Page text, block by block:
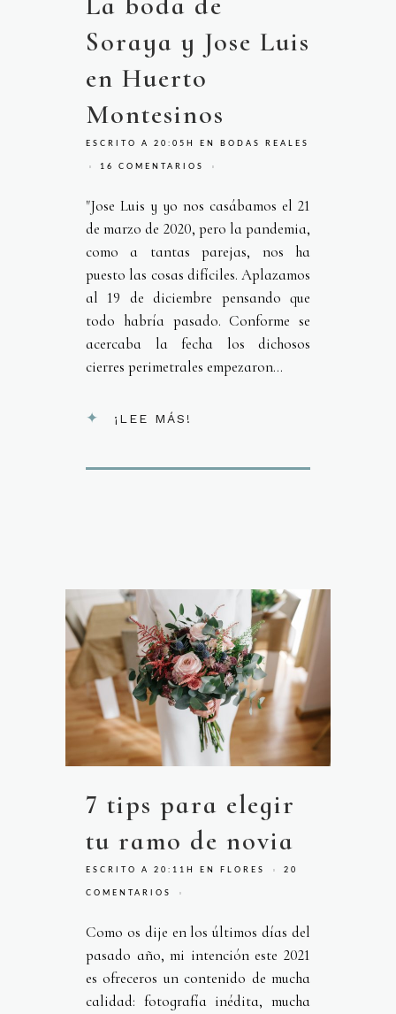
Soraya y Jose Luis
en Huerto
Montesinos
ESCRITO A 20:05H EN BODAS REALES
16 COMENTARIOS
"Jose Luis y yo nos casábamos el 21
de marzo de 2020, pero la pandemia,
como a tantas parejas, nos ha
puesto las cosas difíciles. Aplazamos
al 19 de diciembre pensando que
todo habría pasado. Conforme se
acercaba la fecha los dichosos
cierres perimetrales empezaron...
¡LEE MÁS!
7 tips para elegir
tu ramo de novia
ESCRITO A 20:11H EN FLORES 20
COMENTARIOS
Como os dije en los últimos días del
pasado año, mi intención este 2021
es ofreceros un contenido de mucha
calidad: fotografía inédita, mucha